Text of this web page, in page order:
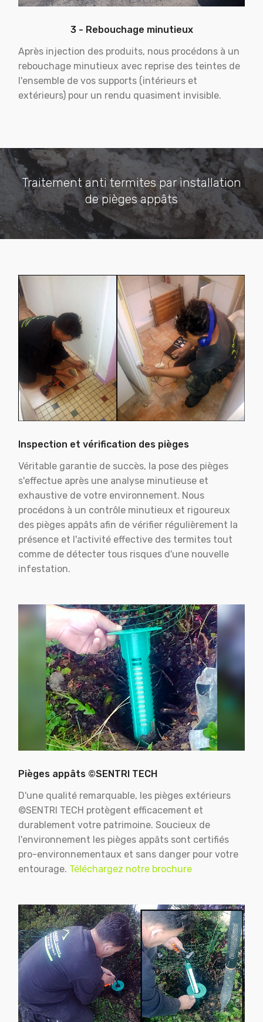
3 - Rebouchage minutieux
Après injection des produits, nous procédons à un
rebouchage minutieux avec reprise des teintes de
l'ensemble de vos supports (intérieurs et
extérieurs) pour un rendu quasiment invisible.
Traitement anti termites par installation
de pièges appâts
Inspection et vérification des pièges
Véritable garantie de succès, la pose des pièges
s'effectue après une analyse minutieuse et
exhaustive de votre environnement. Nous
procédons à un contrôle minutieux et rigoureux
des pièges appâts afin de vérifier régulièrement la
présence et l'activité effective des termites tout
comme de détecter tous risques d'une nouvelle
infestation.
Pièges appâts ©SENTRI TECH
D'une qualité remarquable, les pièges extérieurs
©SENTRI TECH protègent efficacement et
durablement votre patrimoine. Soucieux de
l'environnement les pièges appâts sont certifiés
pro-environnementaux et sans danger pour votre
entourage. Téléchargez notre brochure